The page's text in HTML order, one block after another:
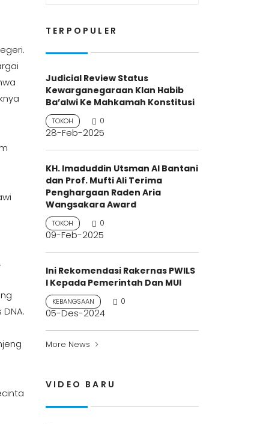
TERPOPULER
Judicial Review Status
Kewarganegaraan Klan Habib
Ba’alwi Ke Mahkamah Konstitusi
TOKOH 0
28-Feb-2025
KH. Imaduddin Utsman Al Bantani
dan Prof. Mufti Ali Terima
Penghargaan Raden Aria
Wangsakara Award
TOKOH 0
09-Feb-2025
Ini Rekomendasi Rakernas PWILS
I Kepada Pemerintah Dan MUI
KEBANGSAAN 0
05-Des-2024
More News
VIDEO BARU